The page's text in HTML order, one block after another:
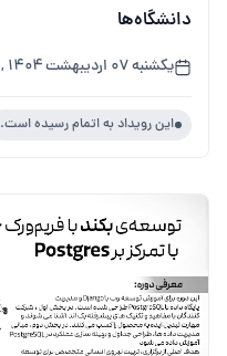
دانشگاه‌‌ها
یکشنبه ۰۷ اردیبهشت ۱۴۰۴ , ساعت ۱۴:۰۰
این رویداد به اتمام رسیده است.